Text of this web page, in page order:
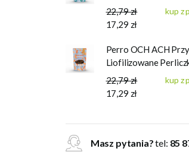
22,79 zł
17,29 zł
kup z
Perro OCH ACH
Liofilizowane
22,79 zł
17,29 zł
kup z
Masz pytania?tel: 85